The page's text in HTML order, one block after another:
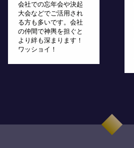
会社での忘年会や決起
大会などでご活用され
る方も多いです。会社
の仲間で神輿を担ぐと
より絆も深まります！
ワッショイ！